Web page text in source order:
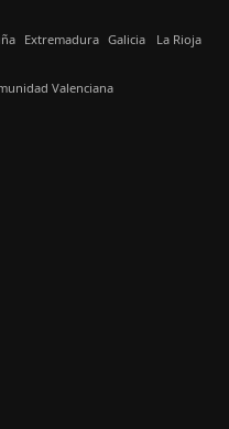
Extremadura Galicia La Rioja
Valenciana